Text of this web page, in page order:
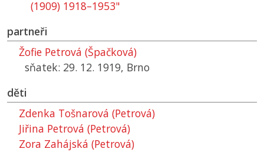
(1909) 1918–1953"
partneři
Žofie Petrová (Špačková)
sňatek: 29. 12. 1919, Brno
děti
Zdenka Tošnarová (Petrová)
Jiřina Petrová (Petrová)
Zora Zahájská (Petrová)